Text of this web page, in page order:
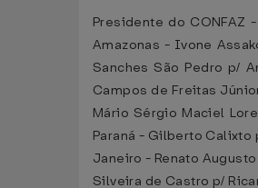
Presidente do CONFAZ
Amazonas - Ivone
Sanches São Pedro p/
Campos de Freitas
Mário Sérgio Maciel
Paraná - Gilberto Calixto
Janeiro - Renato
Silveira de Castro p/